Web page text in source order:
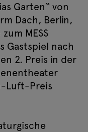
Garten“ von
Dach, Berlin,
MESS
Gastspiel nach
2. Preis in der
Luft-Preis